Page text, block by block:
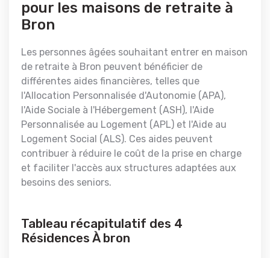
pour les maisons de retraite à
Bron
Les personnes âgées souhaitant entrer en maison
de retraite à Bron peuvent bénéficier de
différentes aides financières, telles que
l'Allocation Personnalisée d'Autonomie (APA),
l'Aide Sociale à l'Hébergement (ASH), l'Aide
Personnalisée au Logement (APL) et l'Aide au
Logement Social (ALS). Ces aides peuvent
contribuer à réduire le coût de la prise en charge
et faciliter l'accès aux structures adaptées aux
besoins des seniors.
Tableau récapitulatif des 4
Résidences À bron